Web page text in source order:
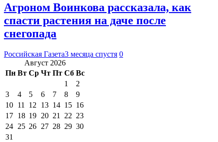
Агроном Воинкова рассказала, как
спасти растения на даче после
снегопада
Российская Газета3 месяца спустя 0
Август 2026
Пн Вт Ср Чт Пт Сб Вс
1
2
3
4 5 6 7 8
9
10 11 12 13 14 15 16
17 18 19 20 21 22 23
24 25 26 27 28 29 30
31